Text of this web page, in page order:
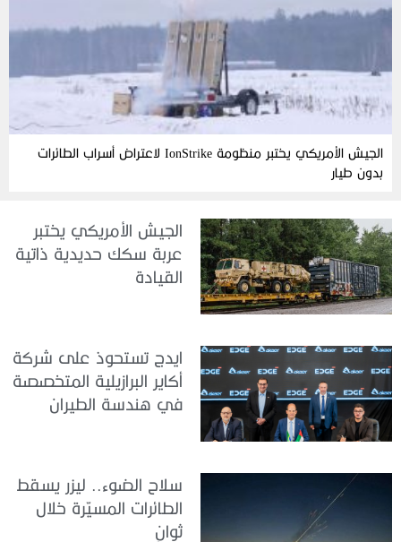
الجيش الأمريكي يختبر منظومة IonStrike لاعتراض أسراب الطائرات
بدون طيار
الجيش الأمريكي يختبر
عربة سكك حديدية ذاتية
القيادة
ايدج تستحوذ على شركة
أكاير البرازيلية المتخصصة
في هندسة الطيران
سلاح الضوء.. ليزر يسقط
الطائرات المسيّرة خلال
ثوانٍ